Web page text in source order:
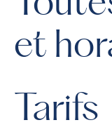
et
Tarifs